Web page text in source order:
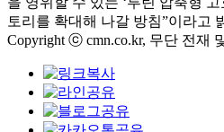
토리를 확대해 나갈 방침”이라고
Copyright ⓒ cmn.co.kr, 무단 전재